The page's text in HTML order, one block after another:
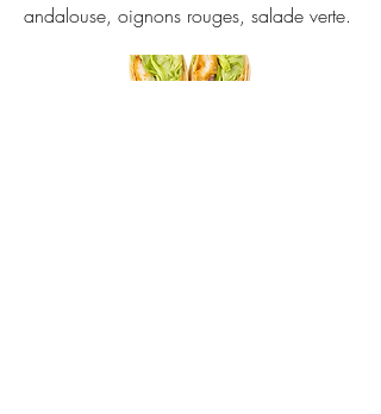
andalouse, oignons rouges, salade verte.